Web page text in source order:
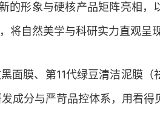
的形象与硬核产品矩阵亮相，
将自然美学与科研实力直观呈现
面膜、第11代绿豆清洁泥膜（
成分与严苛品控体系，用看得